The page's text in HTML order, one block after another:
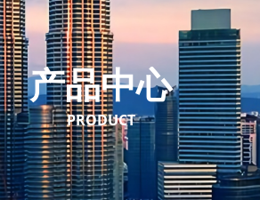
产品中心
PRODUCT